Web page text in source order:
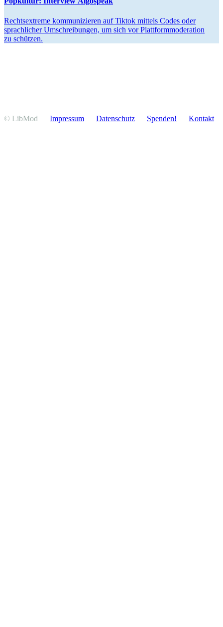
Rechts­extreme kommu­ni­zieren auf Tiktok mittels Codes oder
sprach­licher Umschrei­bungen, um sich vor Platt­form­mo­de­ration
zu schützen.
© LibMod Impressum Daten­schutz Spenden! Kontakt